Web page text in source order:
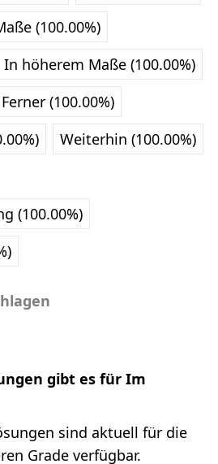
(100.00%)
In höherem Maße (100.00%)
Ferner (100.00%)
Weiterhin (100.00%)
(100.00%)
gibt es für Im
sind aktuell für die
Grade verfügbar.